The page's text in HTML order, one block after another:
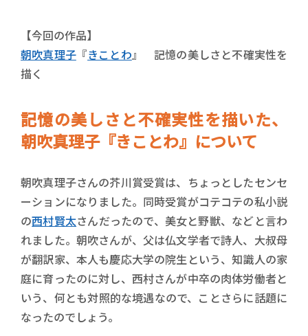
【今回の作品】
朝吹真理子『きことわ』 記憶の美しさと不確実性を
描く
記憶の美しさと不確実性を描いた、
朝吹真理子『きことわ』について
朝吹真理子さんの芥川賞受賞は、ちょっとしたセンセ
ーションになりました。同時受賞がコテコテの私小説
の西村賢太さんだったので、美女と野獣、などと言わ
れました。朝吹さんが、父は仏文学者で詩人、大叔母
が翻訳家、本人も慶応大学の院生という、知識人の家
庭に育ったのに対し、西村さんが中卒の肉体労働者と
いう、何とも対照的な境遇なので、ことさらに話題に
なったのでしょう。